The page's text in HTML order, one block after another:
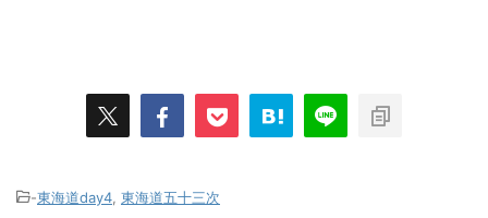
-東海道day4 東海道五十三次